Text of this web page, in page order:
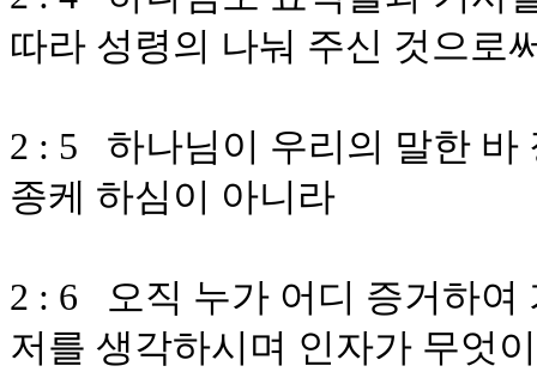
따라 성령의 나눠 주신 것으로
2 : 5 하나님이 우리의 말한 바
종케 하심이 아니라
2 : 6 오직 누가 어디 증거하여
저를 생각하시며 인자가 무엇